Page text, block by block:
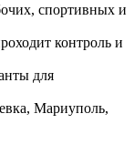
спортивных и
контроль и
для
Мариуполь,